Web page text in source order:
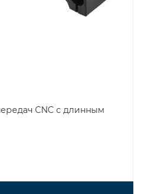
CNC с длинным